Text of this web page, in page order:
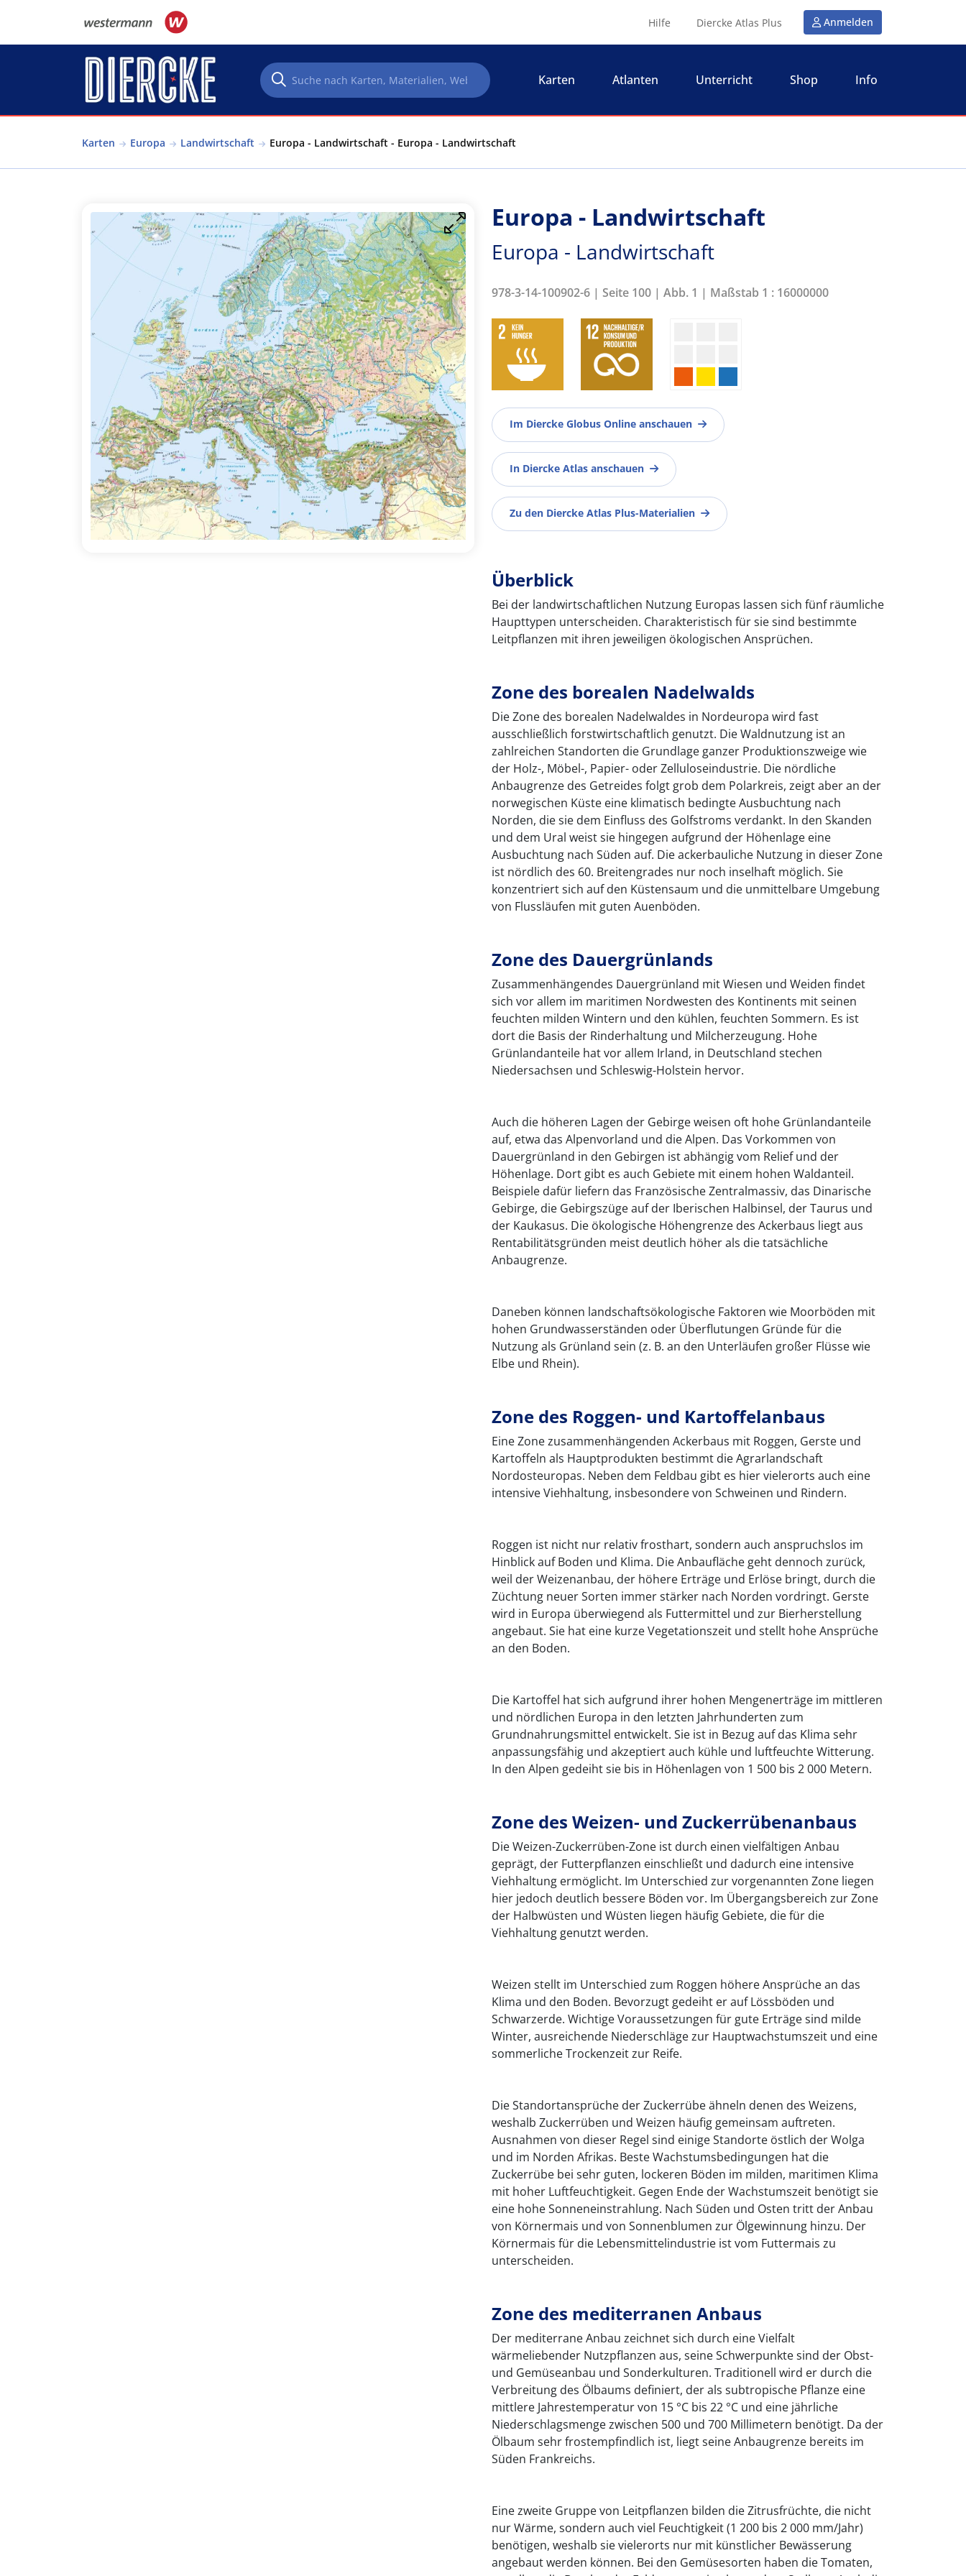
Hilfe Diercke Atlas Plus Anmelden
Karten Atlanten Unterricht Shop Info
Karten Europa Landwirtschaft Europa - Landwirtschaft - Europa - Landwirtschaft
Europa - Landwirtschaft
Europa - Landwirtschaft
978-3-14-100902-6 | Seite 100 | Abb. 1 | Maßstab 1 : 16000000
Im Diercke Globus Online anschauen
In Diercke Atlas anschauen
Zu den Diercke Atlas Plus-Materialien
Überblick
Bei der landwirtschaftlichen Nutzung Europas lassen sich fünf räumliche
Haupttypen unterscheiden. Charakteristisch für sie sind bestimmte
Leitpflanzen mit ihren jeweiligen ökologischen Ansprüchen.
Zone des borealen Nadelwalds
Die Zone des borealen Nadelwaldes in Nordeuropa wird fast
ausschließlich forstwirtschaftlich genutzt. Die Waldnutzung ist an
zahlreichen Standorten die Grundlage ganzer Produktionszweige wie
der Holz-, Möbel-, Papier- oder Zelluloseindustrie. Die nördliche
Anbaugrenze des Getreides folgt grob dem Polarkreis, zeigt aber an der
norwegischen Küste eine klimatisch bedingte Ausbuchtung nach
Norden, die sie dem Einfluss des Golfstroms verdankt. In den Skanden
und dem Ural weist sie hingegen aufgrund der Höhenlage eine
Ausbuchtung nach Süden auf. Die ackerbauliche Nutzung in dieser Zone
ist nördlich des 60. Breitengrades nur noch inselhaft möglich. Sie
konzentriert sich auf den Küstensaum und die unmittelbare Umgebung
von Flussläufen mit guten Auenböden.
Zone des Dauergrünlands
Zusammenhängendes Dauergrünland mit Wiesen und Weiden findet
sich vor allem im maritimen Nordwesten des Kontinents mit seinen
feuchten milden Wintern und den kühlen, feuchten Sommern. Es ist
dort die Basis der Rinderhaltung und Milcherzeugung. Hohe
Grünlandanteile hat vor allem Irland, in Deutschland stechen
Niedersachsen und Schleswig-Holstein hervor.
Auch die höheren Lagen der Gebirge weisen oft hohe Grünlandanteile
auf, etwa das Alpenvorland und die Alpen. Das Vorkommen von
Dauergrünland in den Gebirgen ist abhängig vom Relief und der
Höhenlage. Dort gibt es auch Gebiete mit einem hohen Waldanteil.
Beispiele dafür liefern das Französische Zentralmassiv, das Dinarische
Gebirge, die Gebirgszüge auf der Iberischen Halbinsel, der Taurus und
der Kaukasus. Die ökologische Höhengrenze des Ackerbaus liegt aus
Rentabilitätsgründen meist deutlich höher als die tatsächliche
Anbaugrenze.
Daneben können landschaftsökologische Faktoren wie Moorböden mit
hohen Grundwasserständen oder Überflutungen Gründe für die
Nutzung als Grünland sein (z. B. an den Unterläufen großer Flüsse wie
Elbe und Rhein).
Zone des Roggen- und Kartoffelanbaus
Eine Zone zusammenhängenden Ackerbaus mit Roggen, Gerste und
Kartoffeln als Hauptprodukten bestimmt die Agrarlandschaft
Nordosteuropas. Neben dem Feldbau gibt es hier vielerorts auch eine
intensive Viehhaltung, insbesondere von Schweinen und Rindern.
Roggen ist nicht nur relativ frosthart, sondern auch anspruchslos im
Hinblick auf Boden und Klima. Die Anbaufläche geht dennoch zurück,
weil der Weizenanbau, der höhere Erträge und Erlöse bringt, durch die
Züchtung neuer Sorten immer stärker nach Norden vordringt. Gerste
wird in Europa überwiegend als Futtermittel und zur Bierherstellung
angebaut. Sie hat eine kurze Vegetationszeit und stellt hohe Ansprüche
an den Boden.
Die Kartoffel hat sich aufgrund ihrer hohen Mengenerträge im mittleren
und nördlichen Europa in den letzten Jahrhunderten zum
Grundnahrungsmittel entwickelt. Sie ist in Bezug auf das Klima sehr
anpassungsfähig und akzeptiert auch kühle und luftfeuchte Witterung.
In den Alpen gedeiht sie bis in Höhenlagen von 1 500 bis 2 000 Metern.
Zone des Weizen- und Zuckerrübenanbaus
Die Weizen-Zuckerrüben-Zone ist durch einen vielfältigen Anbau
geprägt, der Futterpflanzen einschließt und dadurch eine intensive
Viehhaltung ermöglicht. Im Unterschied zur vorgenannten Zone liegen
hier jedoch deutlich bessere Böden vor. Im Übergangsbereich zur Zone
der Halbwüsten und Wüsten liegen häufig Gebiete, die für die
Viehhaltung genutzt werden.
Weizen stellt im Unterschied zum Roggen höhere Ansprüche an das
Klima und den Boden. Bevorzugt gedeiht er auf Lössböden und
Schwarzerde. Wichtige Voraussetzungen für gute Erträge sind milde
Winter, ausreichende Niederschläge zur Hauptwachstumszeit und eine
sommerliche Trockenzeit zur Reife.
Die Standortansprüche der Zuckerrübe ähneln denen des Weizens,
weshalb Zuckerrüben und Weizen häufig gemeinsam auftreten.
Ausnahmen von dieser Regel sind einige Standorte östlich der Wolga
und im Norden Afrikas. Beste Wachstumsbedingungen hat die
Zuckerrübe bei sehr guten, lockeren Böden im milden, maritimen Klima
mit hoher Luftfeuchtigkeit. Gegen Ende der Wachstumszeit benötigt sie
eine hohe Sonneneinstrahlung. Nach Süden und Osten tritt der Anbau
von Körnermais und von Sonnenblumen zur Ölgewinnung hinzu. Der
Körnermais für die Lebensmittelindustrie ist vom Futtermais zu
unterscheiden.
Zone des mediterranen Anbaus
Der mediterrane Anbau zeichnet sich durch eine Vielfalt
wärmeliebender Nutzpflanzen aus, seine Schwerpunkte sind der Obst-
und Gemüseanbau und Sonderkulturen. Traditionell wird er durch die
Verbreitung des Ölbaums definiert, der als subtropische Pflanze eine
mittlere Jahrestemperatur von 15 °C bis 22 °C und eine jährliche
Niederschlagsmenge zwischen 500 und 700 Millimetern benötigt. Da der
Ölbaum sehr frostempfindlich ist, liegt seine Anbaugrenze bereits im
Süden Frankreichs.
Eine zweite Gruppe von Leitpflanzen bilden die Zitrusfrüchte, die nicht
nur Wärme, sondern auch viel Feuchtigkeit (1 200 bis 2 000 mm/Jahr)
benötigen, weshalb sie vielerorts nur mit künstlicher Bewässerung
angebaut werden können. Bei den Gemüsesorten haben die Tomaten,